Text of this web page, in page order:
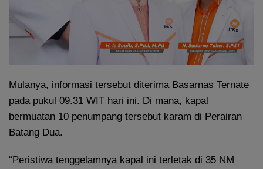
Mulanya, informasi tersebut diterima Basarnas Ternate
pada pukul 09.31 WIT hari ini. Di mana, kapal
bermuatan 10 penumpang tersebut karam di Perairan
Batang Dua.
“Peristiwa tenggelamnya kapal ini terletak di 35 NM